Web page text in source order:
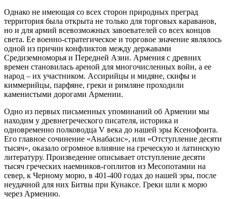
Однако не имеющая со всех сторон природных преград
территория была открыта не только для торговых караванов,
но и для армий всевозможных завоевателей со всех концов
света. Ее военно-стратегическое и торговое значение являлось
одной из причин конфликтов между державами
Средиземноморья и Передней Азии. Армения с древних
времен становилась ареной для многочисленных войн, а ее
народ – их участником. Ассирийцы и мидяне, скифы и
киммерийцы, парфяне, греки и римляне проходили
каменистыми дорогами Армении.
Одно из первых письменных упоминаний об Армении мы
находим у древнегреческого писателя, историка и
одновременно полководца V века до нашей эры Ксенофонта.
Его главное сочинение «Анабасис», или «Отступление десяти
тысяч», оказало огромное влияние на греческую и латинскую
литературу. Произведение описывает отступление десяти
тысяч греческих наемников-гоплитов из Месопотамии на
север, к Черному морю, в 401-400 годах до нашей эры, после
неудачной для них Битвы при Кунаксе. Греки шли к морю
через Армению.